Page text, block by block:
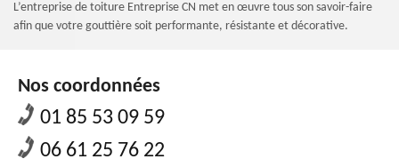
L’entreprise de toiture Entreprise CN met en œuvre tous son savoir-faire
afin que votre gouttière soit performante, résistante et décorative.
Nos coordonnées
01 85 53 09 59
06 61 25 76 22